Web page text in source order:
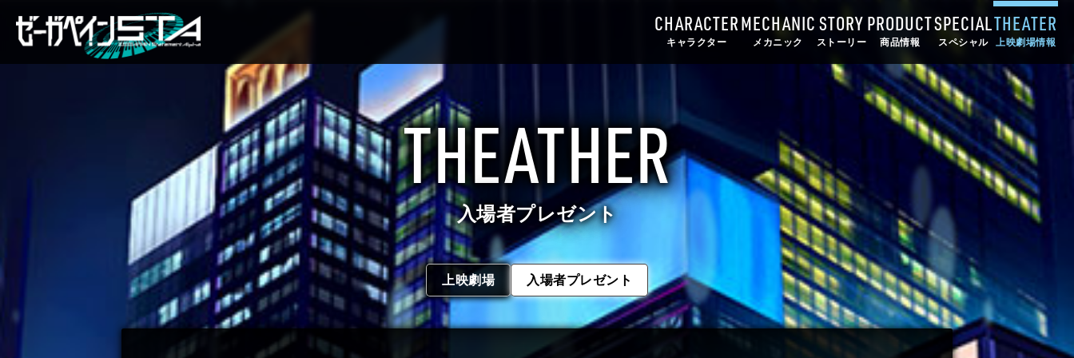
CHARACTER
キャラクター
MECHANIC
メカニック
STORY
ストーリー
PRODUCT
商品情報
SPECIAL
スペシャル
THEATER
上映劇場情報
THEATHER
入場者プレゼント
上映劇場 入場者プレゼント